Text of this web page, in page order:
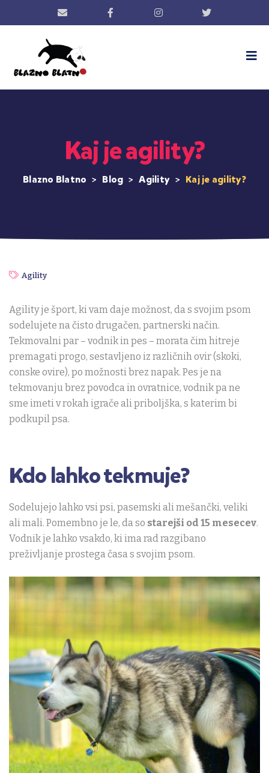
Kaj je agility?
Blazno Blatno > Blog > Agility > Kaj je agility?
Agility
Agility je šport, ki vam daje možnost, da s svojim psom
sodelujete na čisto drugačen, partnerski način.
Tekmovalni par – vodnik in pes – morata čim hitreje
premagati progo, sestavljeno iz različnih ovir (skoki,
conske ovire), po možnosti brez napak. Pes je na
tekmovanju brez povodca in ovratnice, vodnik pa ne
sme imeti v rokah igrače ali priboljška, s katerim bi
podkupil psa.
Kdo lahko tekmuje?
Sodelujejo lahko vsi psi, pasemski ali mešančki, veliki
ali mali. Pomembno je le, da so starejši od 15 mesecev.
Vodnik je lahko vsakdo, ki ima rad razgibano
preživljanje prostega časa s svojim psom.